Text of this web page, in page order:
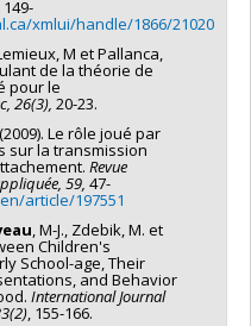
149-
xmlui/handle/1866/21020
M et Pallanca,
de la théorie de
pour le
26(3), 20-23.
Le rôle joué par
sur la transmission
Revue
59, 47-
article/197551
, M-J., Zdebik, M. et
Children's
School-age, Their
and Behavior
International Journal
, 155-166.